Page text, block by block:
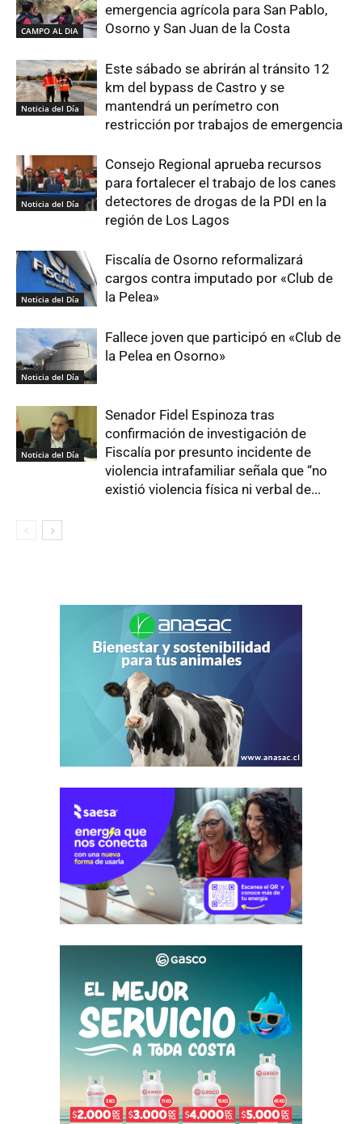
CAMPO AL DIA
emergencia agrícola para San Pablo,
Osorno y San Juan de la Costa
Noticia del Día
Este sábado se abrirán al tránsito 12
km del bypass de Castro y se
mantendrá un perímetro con
restricción por trabajos de emergencia
Noticia del Día
Consejo Regional aprueba recursos
para fortalecer el trabajo de los canes
detectores de drogas de la PDI en la
región de Los Lagos
Noticia del Día
Fiscalía de Osorno reformalizará
cargos contra imputado por «Club de
la Pelea»
Noticia del Día
Fallece joven que participó en «Club de
la Pelea en Osorno»
Noticia del Día
Senador Fidel Espinoza tras
confirmación de investigación de
Fiscalía por presunto incidente de
violencia intrafamiliar señala que “no
existió violencia física ni verbal de...